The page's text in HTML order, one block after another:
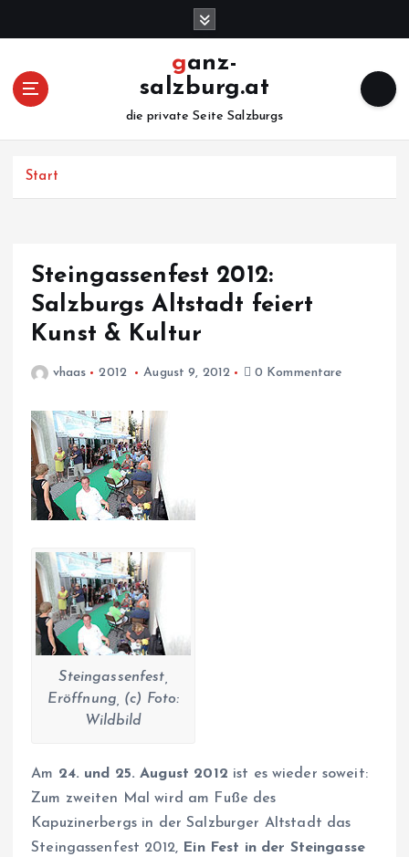
ganz-
salzburg.at
die private Seite Salzburgs
Start
Steingassenfest 2012:
Salzburgs Altstadt feiert
Kunst & Kultur
vhaas 2012 August 9, 2012 0 Kommentare
Steingassenfest,
Eröffnung, (c) Foto:
Wildbild
Am 24. und 25. August 2012 ist es wieder soweit:
Zum zweiten Mal wird am Fuße des
Kapuzinerbergs in der Salzburger Altstadt das
Steingassenfest 2012, Ein Fest in der Steingasse